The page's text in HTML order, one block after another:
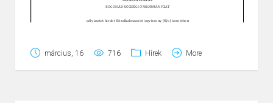
március, 16 716 Hírek More